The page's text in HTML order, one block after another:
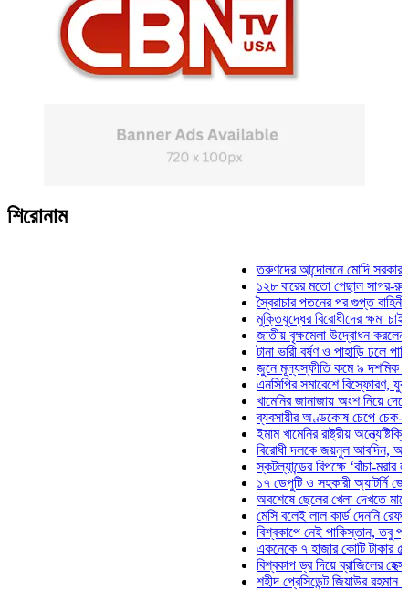
শিরোনাম
তরুণদের আন্দোলনে মোদি সরকার দুর্বল
১২৮ বারের মতো পেছাল সাগর-রুনি
স্বৈরাচার পতনের পর গুপ্ত বাহিনীর
মুক্তিযুদ্ধের বিরোধীদের ক্ষমা চাইতে
জাতীয় বৃক্ষমেলা উদ্বোধন করলেন
টানা ভারী বর্ষণ ও পাহাড়ি ঢলে পানিবন্দি
জুনে মূল্যস্ফীতি কমে ৯ দশমিক ১৬
এনসিপির সমাবেশে বিস্ফোরণ, যুবলীগের
খামেনির জানাজায় অংশ নিয়ে দেশে
ব্যবসায়ীর অণ্ডকোষ চেপে চেক-
ইমাম খামেনির রাষ্ট্রীয় অন্ত্যেষ্টিক্রিয়ায়
বিরোধী দলকে জয়নুল আবদিন, আপনারা
স্কটল্যান্ডের বিপক্ষে ‘বাঁচা-মরার
১৭ ডেপুটি ও সহকারী অ্যাটর্নি
অবশেষে ছেলের খেলা দেখতে মাঠে
মেসি বলেই লাল কার্ড দেননি রেফারি!
বিশ্বকাপে নেই পাকিস্তান, তবু প্রতিটি
একনেকে ৭ হাজার কোটি টাকার ৫
বিশ্বকাপ ড্র দিয়ে ব্রাজিলের হেক্সা
শহীদ প্রেসিডেন্ট জিয়াউর রহমান